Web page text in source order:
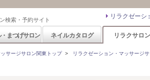
検索・予約サイト リラクゼーシ
まつげサロン ネイルカタログ リラクサロン
サージサロン関東トップ>
リラクゼーション・マッサージ